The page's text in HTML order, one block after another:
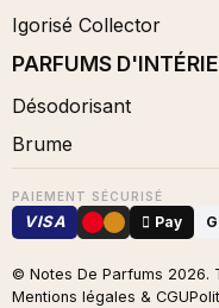
Igorisé Collector
PARFUMS
Désodorisant
Brume
PAIEMENT SÉCURISÉ
VISA  Pay
© Notes De Parfums 2026.
Mentions légales & CGU